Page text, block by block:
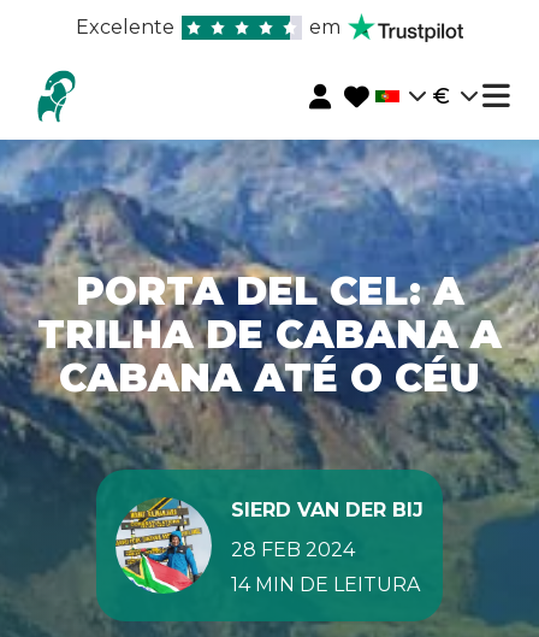
Excelente em
€
PORTA DEL CEL: A
TRILHA DE CABANA A
CABANA ATÉ O CÉU
SIERD VAN DER BIJ
28 FEB 2024
14 MIN DE LEITURA